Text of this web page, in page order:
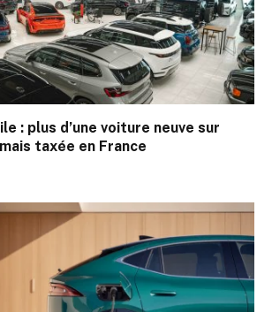
: plus d’une voiture neuve sur
taxée en France